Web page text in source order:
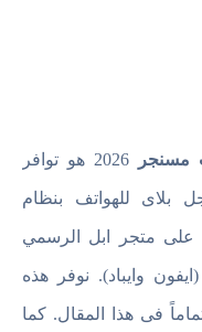
مسنجر 2026 هو توافر
للهواتف بنظام
على متجر ابل الرسمي
تناسب الهواتف بنظام التشغيل iOS (ايفون وايباد). نوفر هذه
فى هذا المقال. كما